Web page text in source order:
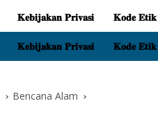
𝐊𝐞𝐛𝐢𝐣𝐚𝐤𝐚𝐧 𝐏𝐫𝐢𝐯𝐚𝐬𝐢 𝐊𝐨𝐝𝐞 𝐄𝐭𝐢𝐤
𝐊𝐞𝐛𝐢𝐣𝐚𝐤𝐚𝐧 𝐏𝐫𝐢𝐯𝐚𝐬𝐢 𝐊𝐨𝐝𝐞 𝐄𝐭𝐢𝐤
Bencana Alam